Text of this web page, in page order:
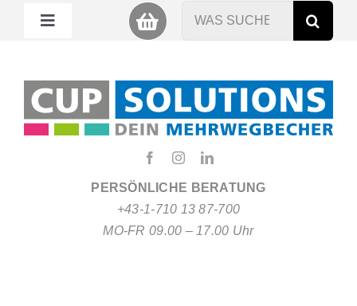
PERSÖNLICHE BERATUNG
+43-1-710 13 87-700
MO-FR 09.00 – 17.00 Uhr
Toggle
Miet Cup
Nachhaltigkeit
Suche